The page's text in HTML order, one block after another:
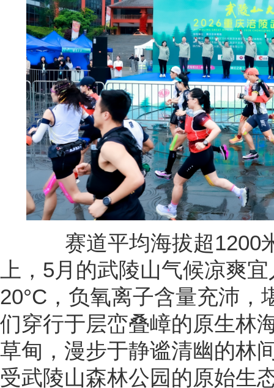
赛道平均海拔超1200
上，5月的武陵山气候凉爽
20°C，负氧离子含量充沛，
们穿行于层峦叠嶂的原生林
草甸，漫步于静谧清幽的林
受武陵山森林公园的原始生